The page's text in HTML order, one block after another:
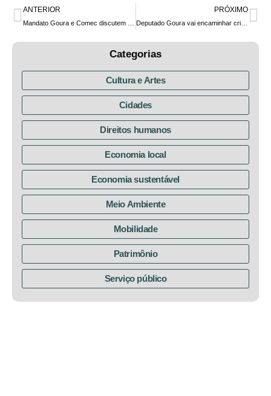
ANTERIOR PRÓXIMO
Deputado Goura vai encaminhar criação da Frente Parlamentar da Segurança Alimentar proposta pelo Consea-PR
Categorias
Cultura e Artes
Cidades
Direitos humanos
Economia local
Economia sustentável
Meio Ambiente
Mobilidade
Patrimônio
Serviço público